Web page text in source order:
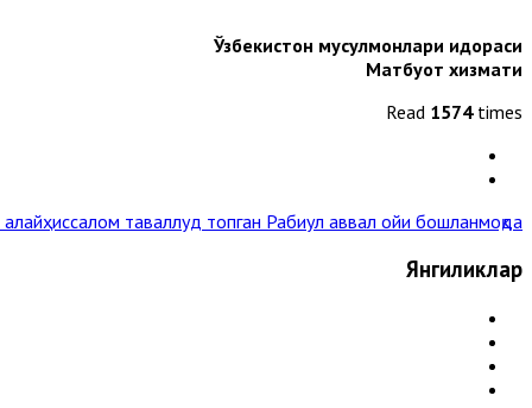
Ўзбекистон мусулмонлари идораси
Матбуот хизмати
Read 1574times
таваллуд топган Рабиул аввал ойи бошланмоқда »
Янгиликлар